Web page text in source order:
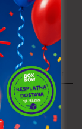
zelena, oker